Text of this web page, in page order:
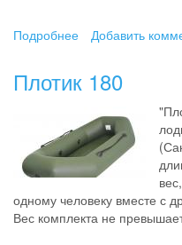
Подробнее Добавить
Плотик 180
одному человеку вместе с
Вес комплекта не